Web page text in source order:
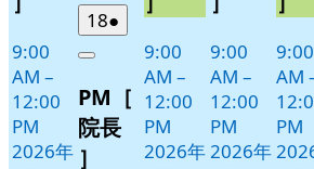
9:00
AM –
12:00
PM
2026年
182026
年
月
18
日
●
件
イ
ベ
Close
PM［
院長
］
ト)
9:00
AM –
12:00
PM
2026年
ト)
9:00
AM –
12:00
PM
2026年
9:00
AM
PM